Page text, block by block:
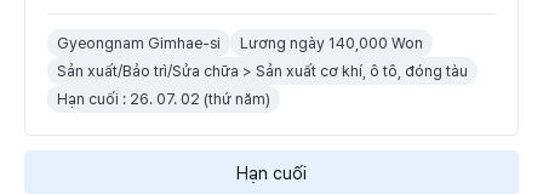
Gyeongnam Gimhae-si
Lương ngày 140,000 Won
Sản xuất/Bảo trì/Sửa chữa > Sản xuất cơ khí, ô tô, đóng tàu
Hạn cuối : 26. 07. 02 (thứ năm)
Hạn cuối